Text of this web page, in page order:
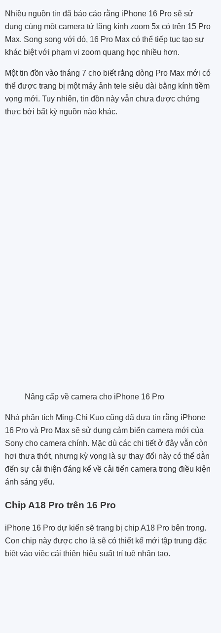
Nhiều nguồn tin đã báo cáo rằng iPhone 16 Pro sẽ sử
dụng cùng mộtcamera tứ lăng kính zoom 5x có trên 15 Pro
Max. Song song với đó, 16 Pro Max có thể tiếp tục tạo sự
khác biệt với phạm vi zoom quang học nhiều hơn.
Một tin đồn vào tháng 7 cho biết rằng dòng Pro Max mới có
thể được trang bị một máy ảnh tele siêu dài bằng kính tiềm
vọng mới. Tuy nhiên, tin đồn này vẫn chưa được chứng
thực bởi bất kỳ nguồn nào khác.
Nâng cấp về camera cho iPhone 16 Pro
Nhà phân tích Ming-Chi Kuo cũng đã đưa tin rằng iPhone
16 Pro và Pro Max sẽ sử dụng cảm biến camera mới của
Sony cho camera chính. Mặc dù các chi tiết ở đây vẫn còn
hơi thưa thớt, nhưng kỳ vọng là sự thay đổi này có thể dẫn
đến sự cải thiện đáng kể về cải tiến camera trong điều kiện
ánh sáng yếu.
Chip A18 Pro trên 16 Pro
iPhone 16 Pro dự kiến ​​sẽ trang bị chip A18 Pro bên trong.
Con chip này được cho là sẽ có thiết kế mới tập trung đặc
biệt vào việc cải thiện hiệu suất trí tuệ nhân tạo.